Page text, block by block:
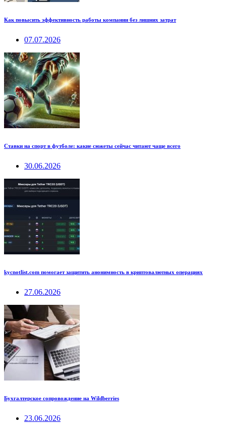
Как повысить эффективность работы компании без лишних затрат
07.07.2026
Ставки на спорт в футболе: какие сюжеты сейчас читают чаще всего
30.06.2026
kycnotlist.com помогает защитить анонимность в криптовалютных операциях
27.06.2026
Бухгалтерское сопровождение на Wildberries
23.06.2026